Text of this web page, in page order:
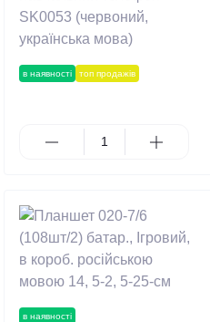
в наявності топ продажів
в наявності